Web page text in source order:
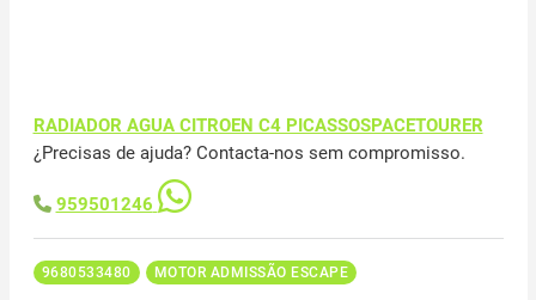
RADIADOR AGUA CITROEN C4 PICASSOSPACETOURER
¿Precisas de ajuda? Contacta-nos sem compromisso.
959501246
9680533480 MOTOR ADMISSÃO ESCAPE